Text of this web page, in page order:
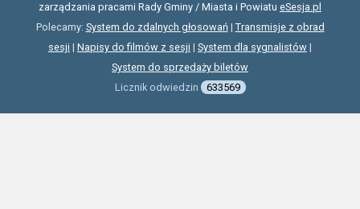
zarządzania pracami Rady Gminy / Miasta i Powiatu eSesja.pl
Polecamy: System do zdalnych głosowań| Transmisje z obrad
sesji | Napisy do filmów z sesji | System dla sygnalistów |
System do sprzedaży biletów
Licznik odwiedzin
633569